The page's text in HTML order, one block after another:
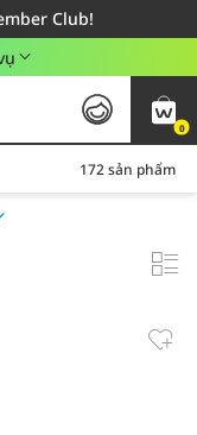
Club!
từ 249,000Đ
TP. Hồ Chí Minh
0
172 sản phẩm